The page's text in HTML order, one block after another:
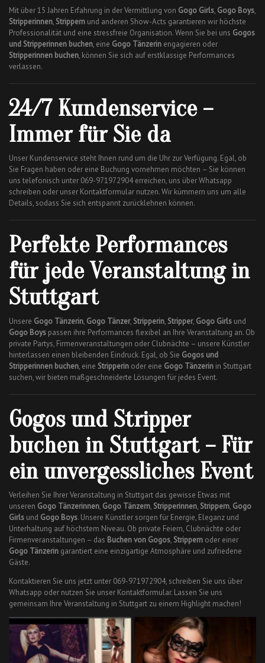
Mit über 15 Jahren Erfahrung in der Vermittlung von Gogo Girls, Gogo Boys,
Stripperinnen, Strippern und anderen Show-Acts garantieren wir höchste
Professionalität und eine stressfreie Organisation. Wenn Sie bei uns Gogos
und Stripperinnen buchen, eine Gogo Tänzerin engagieren oder
Stripperinnen buchen, können Sie sich auf erstklassige Performances
verlassen.
24/7 Kundenservice –
Immer für Sie da
Unser Kundenservice steht Ihnen rund um die Uhr zur Verfügung. Egal, ob
Sie Fragen haben oder eine Buchung vornehmen möchten – Sie können
uns telefonisch unter 069-971972904 erreichen, uns über Whatsapp
schreiben oder unser Kontaktformular nutzen. Wir kümmern uns um alle
Details, sodass Sie sich entspannt zurücklehnen können.
Perfekte Performances
für jede Veranstaltung in
Stuttgart
Unsere Gogo Tänzerin, Gogo Tänzer, Stripperin, Stripper, Gogo Girls und
Gogo Boys passen ihre Performances flexibel an Ihre Veranstaltung an. Ob
private Partys, Firmenveranstaltungen oder Clubnächte – unsere Künstler
hinterlassen einen bleibenden Eindruck. Egal, ob Sie Gogos und
Stripperinnen buchen, eine Stripperin oder eine Gogo Tänzerin in Stuttgart
suchen, wir bieten maßgeschneiderte Lösungen für jedes Event.
Gogos und Stripper
buchen in Stuttgart – Für
ein unvergessliches Event
Verleihen Sie Ihrer Veranstaltung in Stuttgart das gewisse Etwas mit
unseren Gogo Tänzerinnen, Gogo Tänzern, Stripperinnen, Strippern, Gogo
Girls und Gogo Boys. Unsere Künstler sorgen für Energie, Eleganz und
Unterhaltung auf höchstem Niveau. Ob private Feiern, Clubnächte oder
Firmenveranstaltungen – das Buchen von Gogos, Strippern oder einer
Gogo Tänzerin garantiert eine einzigartige Atmosphäre und zufriedene
Gäste.
Kontaktieren Sie uns jetzt unter 069-971972904, schreiben Sie uns über
Whatsapp oder nutzen Sie unser Kontaktformular. Lassen Sie uns
gemeinsam Ihre Veranstaltung in Stuttgart zu einem Highlight machen!